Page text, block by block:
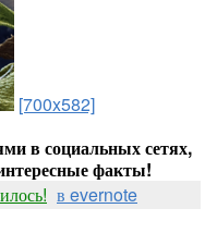
[700x582]
в социальных сетях,
факты!
в evernote